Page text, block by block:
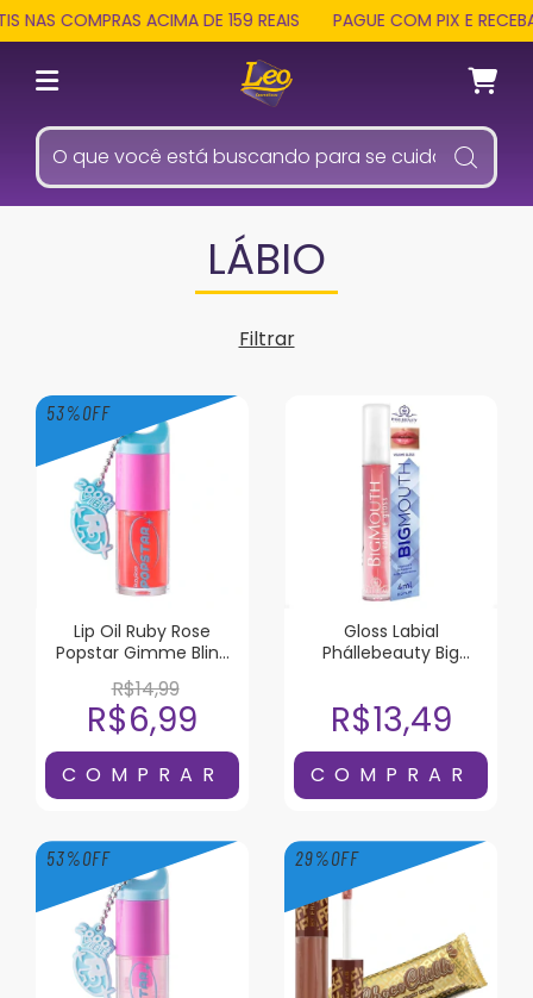
COMPRAS ACIMA DE 159 REAIS PAGUE COM PIX E RECEBA
LÁBIO
Filtrar
53%OFF
Lip Oil Ruby Rose
Popstar Gimme Bling
Liquor
R$14,99
R$6,99
Gloss Labial
Phállebeauty Big
R$13,49
53%OFF 29%OFF